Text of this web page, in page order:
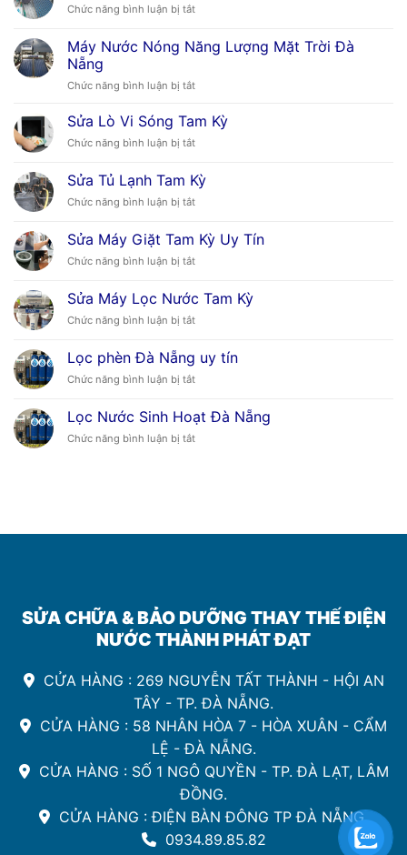
Chức năng bình luận bị tắtở
Máy
Nước
Mặt
Tại
Nẵng
Máy Nước Nóng Năng Lượng Mặt Trời Đà
Nẵng
Chức năng bình luận bị tắtở
Nước
Năng
Mặt
Trời
Đà
Sửa Lò Vi Sóng Tam Kỳ
Chức năng bình luận bị tắtở
Lò
Vi
Sóng
Kỳ
Sửa Tủ Lạnh Tam Kỳ
Chức năng bình luận bị tắtở
Tủ
Lạnh
Tam
Sửa Máy Giặt Tam Kỳ Uy Tín
Chức năng bình luận bị tắtở
Máy
Giặt
Tam
Uy
Tín
Sửa Máy Lọc Nước Tam Kỳ
Chức năng bình luận bị tắtở
Lọc
Nước
Kỳ
Lọc phèn Đà Nẵng uy tín
Chức năng bình luận bị tắtở
phèn
Đà
Nẵng
Lọc Nước Sinh Hoạt Đà Nẵng
Chức năng bình luận bị tắtở
SỬA CHỮA & BẢO DƯỠNG THAY THẾ ĐIỆN
NƯỚC THÀNH PHÁT ĐẠT
CỬA HÀNG : 269 NGUYỄN TẤT THÀNH - HỘI AN
TÂY - TP. ĐÀ NẴNG.
CỬA HÀNG : 58 NHÂN HÒA 7 - HÒA XUÂN - CẨM
LỆ - ĐÀ NẴNG.
CỬA HÀNG : SỐ 1 NGÔ QUYỀN - TP. ĐÀ LẠT, LÂM
ĐỒNG.
CỬA HÀNG : ĐIỆN BÀN ĐÔNG TP ĐÀ NẴNG.
0934.89.85.82